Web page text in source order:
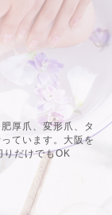
厚爪、変形爪、タ
ています。大阪を
りだけでもOK